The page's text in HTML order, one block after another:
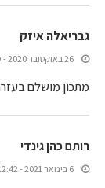
גבריאלה איזק
26 באוקטובר 2020 - 7:39
מתכון מושלם
רותם כהן גינדי
6 בינואר 2021 - 12:42